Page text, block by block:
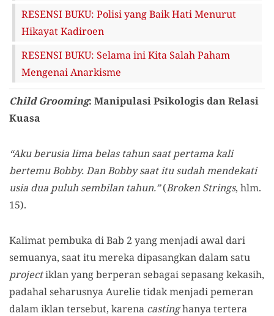
RESENSI BUKU: Polisi yang Baik Hati Menurut
Hikayat Kadiroen
RESENSI BUKU: Selama ini Kita Salah Paham
Mengenai Anarkisme
Child Grooming: Manipulasi Psikologis dan Relasi
Kuasa
“Aku berusia lima belas tahun saat pertama kali
bertemu Bobby. Dan Bobby saat itu sudah mendekati
usia dua puluh sembilan tahun.”(Broken Strings, hlm.
15).
Kalimat pembuka di Bab 2 yang menjadi awal dari
semuanya, saat itu mereka dipasangkan dalam satu
projectiklan yang berperan sebagai sepasang kekasih,
padahal seharusnya Aurelie tidak menjadi pemeran
dalam iklan tersebut, karena castinghanya tertera